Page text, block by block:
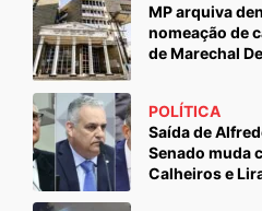
MP arquiva
nomeação de
de Marechal
POLÍTICA
Saída de
Senado muda
Calheiros e